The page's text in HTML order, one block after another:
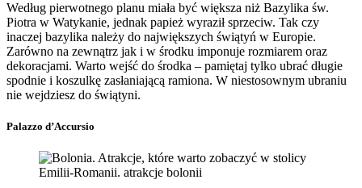
Według pierwotnego planu miała być większa niż Bazylika św.
Piotra w Watykanie, jednak papież wyraził sprzeciw. Tak czy
inaczej bazylika należy do największych świątyń w Europie.
Zarówno na zewnątrz jak i w środku imponuje rozmiarem oraz
dekoracjami. Warto wejść do środka – pamiętaj tylko ubrać długie
spodnie i koszulkę zasłaniającą ramiona. W niestosownym ubraniu
nie wejdziesz do świątyni.
Palazzo d’Accursio